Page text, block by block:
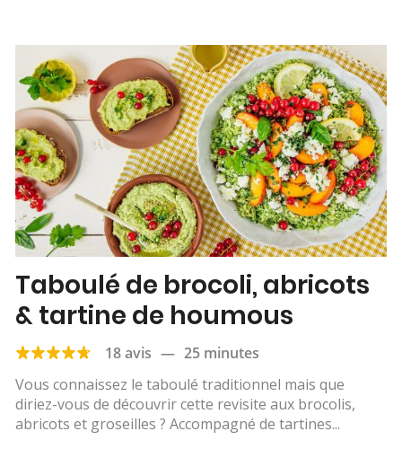
Taboulé de brocoli, abricots
& tartine de houmous
18 avis — 25 minutes
Vous connaissez le taboulé traditionnel mais que
diriez-vous de découvrir cette revisite aux brocolis,
abricots et groseilles ? Accompagné de tartines...